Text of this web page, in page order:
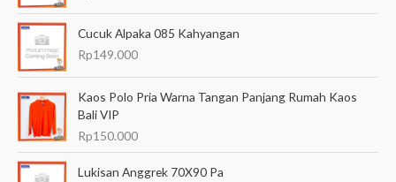
u
Cucuk Alpaka 085 Kahyangan
Rp149.000
Kaos Polo Pria Warna Tangan Panjang Rumah Kaos
Bali VIP
Rp150.000
Lukisan Anggrek 70X90 Pa